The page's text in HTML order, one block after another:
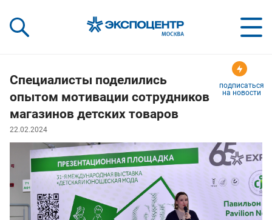
Shows:
a Key to Your Success
выставки вашего
подписаться
на новости
Специалисты поделились
опытом мотивации сотрудников
магазинов детских товаров
22.02.2024